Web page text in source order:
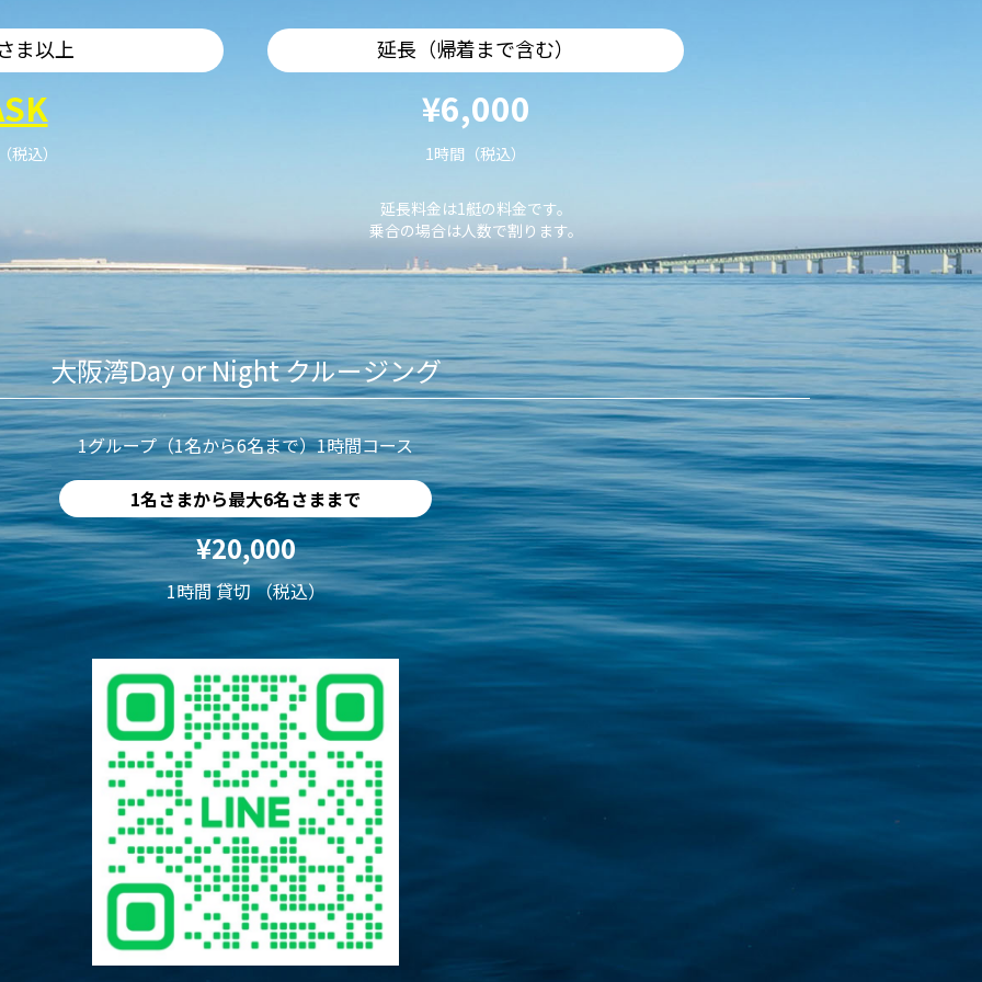
ま以上
税込）
延長（帰着まで含む）
¥6,000
1時間（税込）
延長料金は1艇の料金です。
乗合の場合は人数で割ります。
大阪湾Day or Night クルージング
1グループ（1名から6名まで）1時間コース
1名さまから最大6名さままで
¥20,000
1時間 貸切 （税込）